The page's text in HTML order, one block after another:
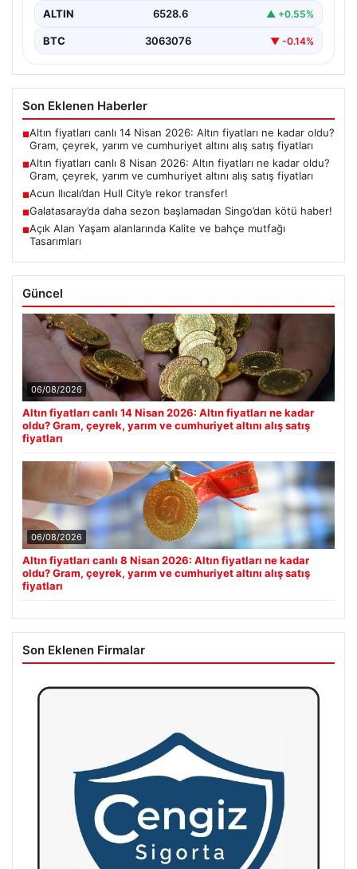
ALTIN 6528.6 ▲ +0.55%
BTC 3063076 ▼ -0.14%
Son Eklenen Haberler
■Altın fiyatları canlı 14 Nisan 2026: Altın fiyatları ne kadar oldu?
Gram, çeyrek, yarım ve cumhuriyet altını alış satış fiyatları
■Altın fiyatları canlı 8 Nisan 2026: Altın fiyatları ne kadar oldu?
Gram, çeyrek, yarım ve cumhuriyet altını alış satış fiyatları
■Acun Ilıcalı’dan Hull City’e rekor transfer!
■Galatasaray’da daha sezon başlamadan Singo’dan kötü haber!
■Açık Alan Yaşam alanlarında Kalite ve bahçe mutfağı
Tasarımları
Güncel
06/08/2026
Altın fiyatları canlı 14 Nisan 2026: Altın fiyatları ne kadar
oldu? Gram, çeyrek, yarım ve cumhuriyet altını alış satış
fiyatları
06/08/2026
Altın fiyatları canlı 8 Nisan 2026: Altın fiyatları ne kadar
oldu? Gram, çeyrek, yarım ve cumhuriyet altını alış satış
fiyatları
Son Eklenen Firmalar